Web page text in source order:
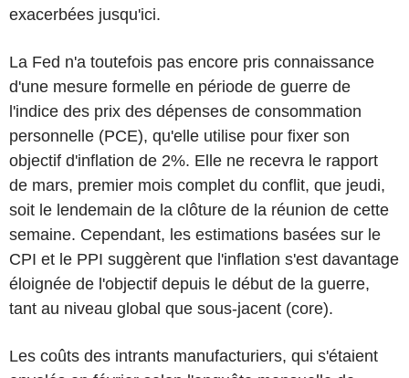
exacerbées jusqu'ici.
La Fed n'a toutefois pas encore pris connaissance
d'une mesure formelle en période de guerre de
l'indice des prix des dépenses de consommation
personnelle (PCE), qu'elle utilise pour fixer son
objectif d'inflation de 2%. Elle ne recevra le rapport
de mars, premier mois complet du conflit, que jeudi,
soit le lendemain de la clôture de la réunion de cette
semaine. Cependant, les estimations basées sur le
CPI et le PPI suggèrent que l'inflation s'est davantage
éloignée de l'objectif depuis le début de la guerre,
tant au niveau global que sous-jacent (core).
Les coûts des intrants manufacturiers, qui s'étaient